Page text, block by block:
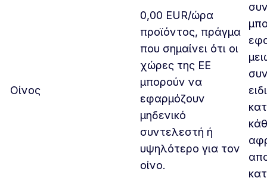
Οίνος
0,00 EUR/ώρα
προϊόντος, πράγμα
που σημαίνει ότι οι
χώρες της ΕΕ
μπορούν να
εφαρμόζουν
μηδενικό
συντελεστή ή
υψηλότερο για τον
οίνο.